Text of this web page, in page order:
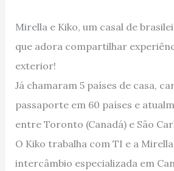
Mirella e Kiko, um casal de
que adora compartilhar
exterior!
Já chamaram 5 países de casa,
passaporte em 60 países e
entre Toronto (Canadá) e São
O Kiko trabalha com TI e a
intercâmbio especializada em